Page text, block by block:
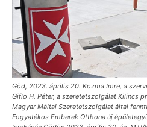
Göd, 2023. április 20. Kozma Imre, a
Giflo H. Péter, a szeretetszolgálat Kilincs
Magyar Máltai Szeretetszolgálat által
Fogyatékos Emberek Otthona új